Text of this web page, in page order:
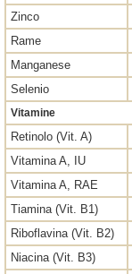
Zinco
Rame
Manganese
Selenio
Vitamine
Retinolo (Vit. A)
Vitamina A, IU
Vitamina A, RAE
Tiamina (Vit. B1)
Riboflavina (Vit. B2)
Niacina (Vit. B3)